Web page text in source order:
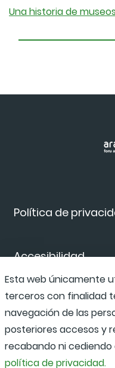
Una historia de museos
Política de
Accesibilidad
Canal de
Esta web únicamente
terceros con finalidad
navegación de las
posteriores accesos y
recabando ni cediendo
política de privacidad.